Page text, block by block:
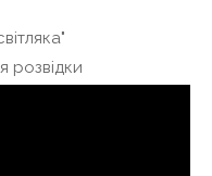
розвідки